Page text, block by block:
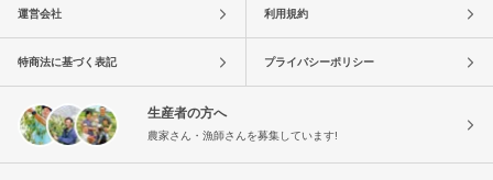
運営会社 利用規約
特商法に基づく表記 プライバシーポリシー
生産者の方へ
農家さん・漁師さんを募集しています!